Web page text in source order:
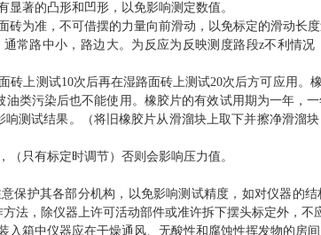
著的凸形和凹形，以免影响测定数值。
为准，不可借摆的力量向前滑动，以免标定的滑动长度
常路中小，路边大。为反应为反映测度路段z不利情况
砖上测试10次后再在湿路面砖上测试20次后方可应用。
类污染后也不能使用。橡胶片的有效试用期为一年，
测试结果。（将旧橡胶片从滑溜块上取下并擦净滑溜
只有标定时调节）否则会影响压力值。
保护其各部分机构，以免影响测试精度，如对仪器的
法，除仪器上许可活动部件或准许拆下摆头标定外，不
箱中仪器应在干燥通风、无酸性和腐蚀性挥发物的房间